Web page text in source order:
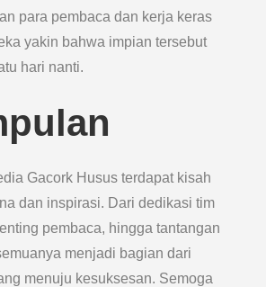
para pembaca dan kerja keras
yakin bahwa impian tersebut
hari nanti.
Gacork Husus terdapat kisah
dan inspirasi. Dari dedikasi tim
pembaca, hingga tantangan
menjadi bagian dari
menuju kesuksesan. Semoga